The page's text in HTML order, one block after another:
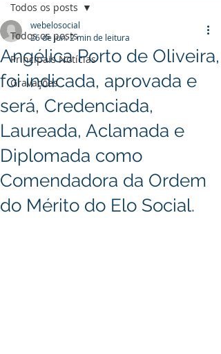
Todos os posts
Principais Notícias
Gravações
Todos os posts
Angélica Porto de Oliveira,
foi indicada, aprovada e
será, Credenciada,
Laureada, Aclamada e
Diplomada como
Comendadora da Ordem
do Mérito do Elo Social.
webelosocial
26 de jun.2 min de leitura